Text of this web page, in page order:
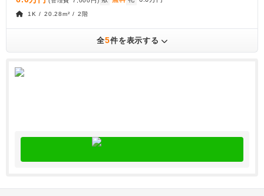
1K / 20.28m² / 2階
全5件を表示する